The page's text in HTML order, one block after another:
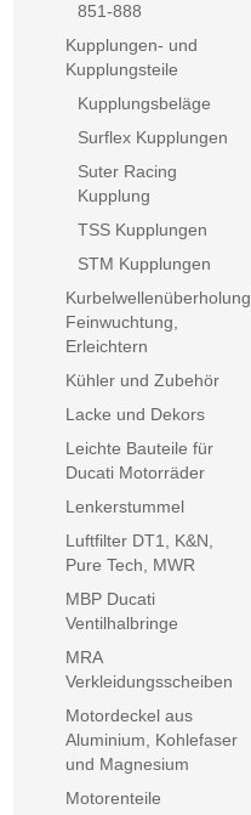
851-888
Kupplungen- und
Kupplungsteile
Kupplungsbeläge
Surflex Kupplungen
Suter Racing
Kupplung
TSS Kupplungen
STM Kupplungen
Kurbelwellenüberholung,
Feinwuchtung,
Erleichtern
Kühler und Zubehör
Lacke und Dekors
Leichte Bauteile für
Ducati Motorräder
Lenkerstummel
Luftfilter DT1, K&N,
Pure Tech, MWR
MBP Ducati
Ventilhalbringe
MRA
Verkleidungsscheiben
Motordeckel aus
Aluminium, Kohlefaser
und Magnesium
Motorenteile